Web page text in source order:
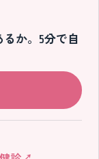
か。5分で自